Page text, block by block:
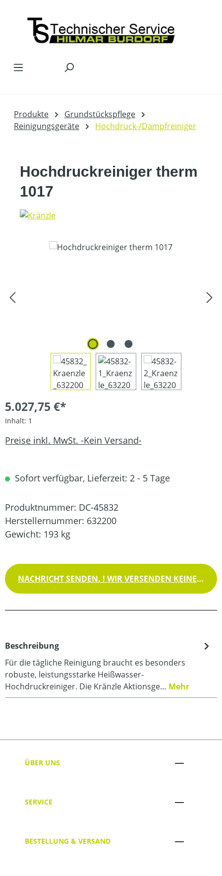
Produkte
Grundstückspflege
Reinigungsgeräte
Hochdruck-/Dampfreiniger
Hochdruckreiniger therm
1017
Bildergalerie überspringen
5.027,75 €*
Inhalt: 1
Preise inkl. MwSt. -Kein Versand-
Sofort verfügbar, Lieferzeit: 2 - 5 Tage
Produktnummer: DC-45832
Herstellernummer: 632200
Gewicht: 193 kg
NACHRICHT SENDEN. ! WIR VERSENDEN KEINE WAREN !
Beschreibung
Für die tägliche Reinigung braucht es besonders
robuste, leistungsstarke Heißwasser-
Hochdruckreiniger. Die Kränzle Aktionsge… Mehr
ÜBER UNS
SERVICE
BESTELLUNG & VERSAND